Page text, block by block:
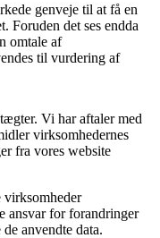
genveje til at få en
Foruden det ses endda
omtale af
til vurdering af
Vi har aftaler med
virksomhedernes
fra vores website
ansvar for forandringer
anvendte data.